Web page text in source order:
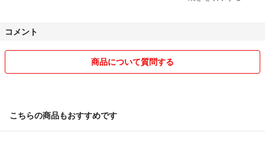
さい。
⑤値下げ交渉に関しては基本的に受け付けておりません。
コメント削除するか、場合によっては無言でブロック致します。
コメント
商品について質問する
こちらの商品もおすすめです